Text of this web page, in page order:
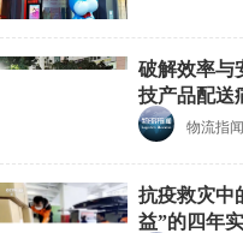
破解效率与
技产品配送
物流指闻
抗疫救灾中
益”的四年
中物流制造业供应链集成服务
2026-08-07
广西12部门联合印发实施方案
云锋基金回应Corgi投资传闻
2026-08-07